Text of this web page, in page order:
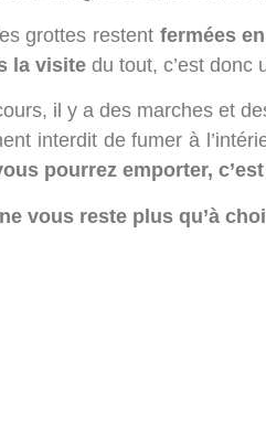
grottes restent fermées
la visite du tout, c’est donc
il y a des marches et
interdit de fumer à
pourrez emporter,
vous reste plus qu’à